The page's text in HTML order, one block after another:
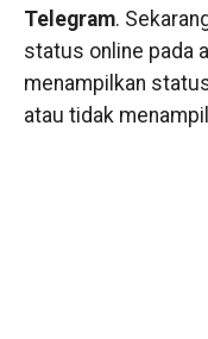
Telegram.
status online pada
menampilkan
atau tidak